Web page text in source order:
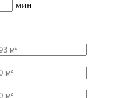
мин